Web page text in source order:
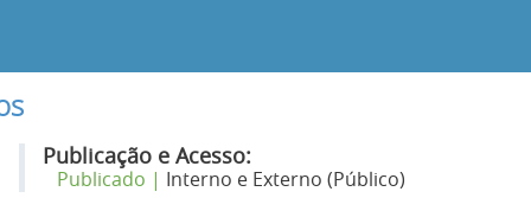
Publicação e Acesso:
Publicado | Interno e Externo (Público)